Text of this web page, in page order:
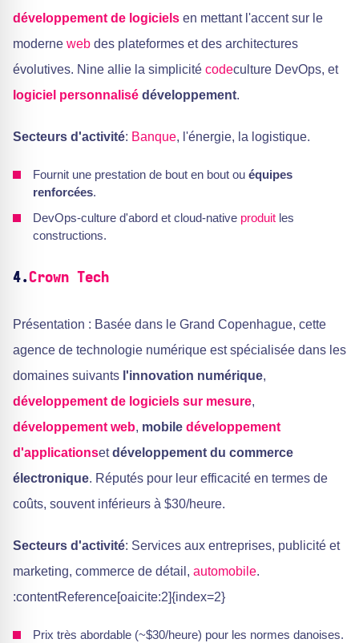
développement de logiciels en mettant l'accent sur le
moderne web des plateformes et des architectures
évolutives. Nine allie la simplicité codeculture DevOps, et
logiciel personnalisé développement.
Secteurs d'activité: Banque, l'énergie, la logistique.
Fournit une prestation de bout en bout ou équipes
renforcées.
DevOps-culture d'abord et cloud-native produit les
constructions.
4.Crown Tech
Présentation : Basée dans le Grand Copenhague, cette
agence de technologie numérique est spécialisée dans les
domaines suivants l'innovation numérique,
développement de logiciels sur mesure,
développement web, mobile développement
d'applicationsetdéveloppement du commerce
électronique. Réputés pour leur efficacité en termes de
coûts, souvent inférieurs à $30/heure.
Secteurs d'activité: Services aux entreprises, publicité et
marketing, commerce de détail, automobile.
:contentReference[oaicite:2]{index=2}
Prix très abordable (~$30/heure) pour les normes danoises.